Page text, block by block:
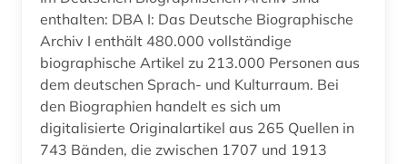
beteiligung (1)
betriebliche altersversorgung (1)
betriebssicherheit (2)
betriebssicherheitsverordnung (1)
bevölkerungsstatistik (1)
enthalten: DBA I: Das Deutsche Biographische
Archiv I enthält 480.000 vollständige
biographische Artikel zu 213.000 Personen aus
dem deutschen Sprach- und Kulturraum. Bei
den Biographien handelt es sich um
digitalisierte Originalartikel aus 265 Quellen in
743 Bänden, die zwischen 1707 und 1913